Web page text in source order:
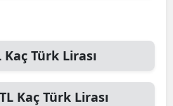
Kaç Türk Lirası
Kaç Türk Lirası